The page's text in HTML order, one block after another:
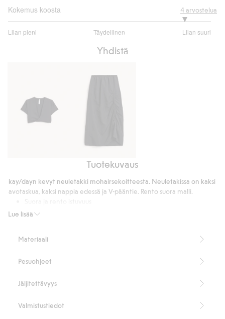
Kokemus koosta
Liian pieni Täydellinen Liian suuri
/
4arvostelua
Yhdistä
jerseykankaasta
HameTuotekuvaus
Lue lisää
kay/dayn kevyt neuletakki mohairsekoitteesta. Neuletakissa on kaksi
avotaskua, kaksi nappia edessä ja V-pääntie. Rento suora malli.
Kaksi taskua
Pituus 65 cm koossa S
Tuotenumero:
Materiaali
Pesuohjeet
Jäljitettävyys
Valmistustiedot